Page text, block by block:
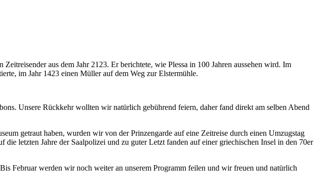
aus dem Jahr 2123. Er berichtete, wie Plessa in 100 Jahren aussehen wird. Im
im Jahr 1423 einen Müller auf dem Weg zur Elstermühle.
Unsere Rückkehr wollten wir natürlich gebührend feiern, daher fand direkt am selben Abend
getraut haben, wurden wir von der Prinzengarde auf eine Zeitreise durch einen Umzugstag
letzten Jahre der Saalpolizei und zu guter Letzt fanden auf einer griechischen Insel in den 70er
Februar werden wir noch weiter an unserem Programm feilen und wir freuen und natürlich